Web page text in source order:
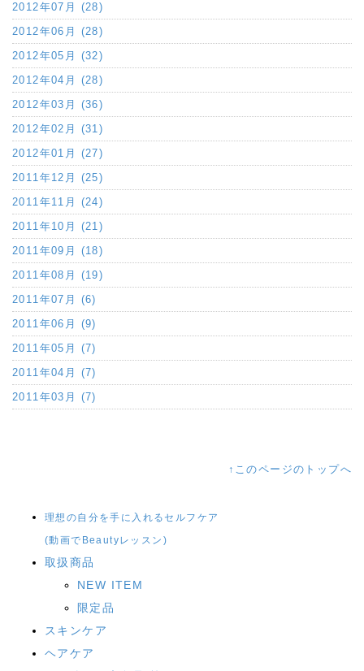
2012年07月 (28)
2012年06月 (28)
2012年05月 (32)
2012年04月 (28)
2012年03月 (36)
2012年02月 (31)
2012年01月 (27)
2011年12月 (25)
2011年11月 (24)
2011年10月 (21)
2011年09月 (18)
2011年08月 (19)
2011年07月 (6)
2011年06月 (9)
2011年05月 (7)
2011年04月 (7)
2011年03月 (7)
↑このページのトップへ
理想の自分を手に入れるセルフケア
(動画でBeautyレッスン)
取扱商品
NEW ITEM
限定品
スキンケア
ヘアケア